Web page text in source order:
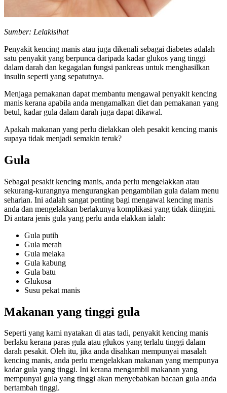
Sumber: Lelakisihat
Penyakit kencing manis atau juga dikenali sebagai diabetes adalah
satu penyakit yang berpunca daripada kadar glukos yang tinggi
dalam darah dan kegagalan fungsi pankreas untuk menghasilkan
insulin seperti yang sepatutnya.
Menjaga pemakanan dapat membantu mengawal penyakit kencing
manis kerana apabila anda mengamalkan diet dan pemakanan yang
betul, kadar gula dalam darah juga dapat dikawal.
Apakah makanan yang perlu dielakkan oleh pesakit kencing manis
supaya tidak menjadi semakin teruk?
Gula
Sebagai pesakit kencing manis, anda perlu mengelakkan atau
sekurang-kurangnya mengurangkan pengambilan gula dalam menu
seharian. Ini adalah sangat penting bagi mengawal kencing manis
anda dan mengelakkan berlakunya komplikasi yang tidak diingini.
Di antara jenis gula yang perlu anda elakkan ialah:
Gula putih
Gula merah
Gula melaka
Gula kabung
Gula batu
Glukosa
Susu pekat manis
Makanan yang tinggi gula
Seperti yang kami nyatakan di atas tadi, penyakit kencing manis
berlaku kerana paras gula atau glukos yang terlalu tinggi dalam
darah pesakit. Oleh itu, jika anda disahkan mempunyai masalah
kencing manis, anda perlu mengelakkan makanan yang mempunya
kadar gula yang tinggi. Ini kerana mengambil makanan yang
mempunyai gula yang tinggi akan menyebabkan bacaan gula anda
bertambah tinggi.